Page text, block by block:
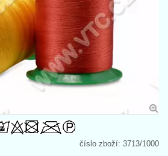
číslo zboží: 3713/1000